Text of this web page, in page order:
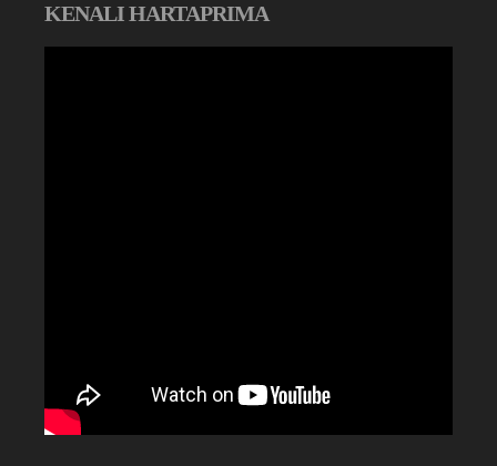
KENALI HARTAPRIMA